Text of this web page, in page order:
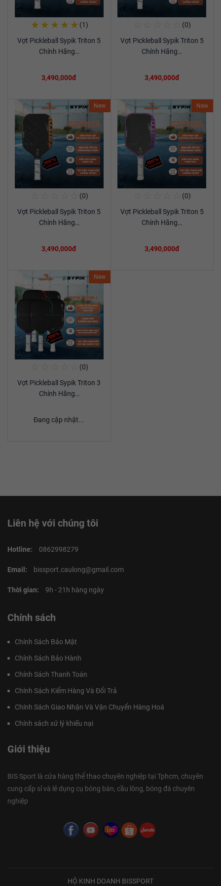
Mua Ngay
Xem chi tiết
★ ★ ★ ★ ★ (1)
Vợt Pickleball Sypik Triton 5
Chính Hãng…
3,490,000đ
Xem chi tiết
(0)
Vợt Pickleball Sypik Triton 5
Chính Hãng…
3,490,000đ
New
Xem chi tiết
(0)
Vợt Pickleball Sypik Triton 5
Chính Hãng…
3,490,000đ
New
Xem chi tiết
(0)
Vợt Pickleball Sypik Triton 5
Chính Hãng…
3,490,000đ
New
Xem chi tiết
(0)
Vợt Pickleball Sypik Triton 3
Chính Hãng…
Đang cập nhật...
Liên hệ với chúng tôi
Hotline: 0862998279
Email: bissport.caulong@gmail.com
Thời gian: 9h - 21h hàng ngày
Chính sách
Chính Sách Bảo Mật
Chính Sách Bảo Hành
Chính Sách Thanh Toán
Chính Sách Kiểm Hàng Và Đổi Trả
Chính Sách Giao Nhận Và Vận Chuyển Hàng Hoá
Chính sách xử lý khiếu nại
Giới thiệu
BIS Sport là cửa hàng thể thao chuyên nghiệp tại Tphcm, chuyên
cung cấp sỉ và lẻ dụng cụ bóng bàn, cầu lông, bóng đá chuyên
nghiệp
HỘ KINH DOANH BISSPORT